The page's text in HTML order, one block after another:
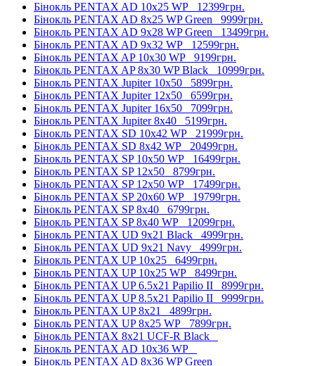
Бінокль PENTAX AD 10x25 WP 12399грн.
Бінокль PENTAX AD 8x25 WP Green 9999грн.
Бінокль PENTAX AD 9x28 WP Green 13499грн.
Бінокль PENTAX AD 9x32 WP 12599грн.
Бінокль PENTAX AP 10x30 WP 9199грн.
Бінокль PENTAX AP 8x30 WP Black 10999грн.
Бінокль PENTAX Jupiter 10x50 5899грн.
Бінокль PENTAX Jupiter 12x50 6599грн.
Бінокль PENTAX Jupiter 16x50 7099грн.
Бінокль PENTAX Jupiter 8x40 5199грн.
Бінокль PENTAX SD 10x42 WP 21999грн.
Бінокль PENTAX SD 8x42 WP 20499грн.
Бінокль PENTAX SP 10x50 WP 16499грн.
Бінокль PENTAX SP 12x50 8799грн.
Бінокль PENTAX SP 12x50 WP 17499грн.
Бінокль PENTAX SP 20x60 WP 19799грн.
Бінокль PENTAX SP 8x40 6799грн.
Бінокль PENTAX SP 8x40 WP 12099грн.
Бінокль PENTAX UD 9x21 Black 4999грн.
Бінокль PENTAX UD 9x21 Navy 4999грн.
Бінокль PENTAX UP 10x25 6499грн.
Бінокль PENTAX UP 10x25 WP 8499грн.
Бінокль PENTAX UP 6.5x21 Papilio II 8999грн.
Бінокль PENTAX UP 8.5x21 Papilio II 9999грн.
Бінокль PENTAX UP 8x21 4899грн.
Бінокль PENTAX UP 8x25 WP 7899грн.
Бінокль PENTAX 8x21 UCF-R Black
Бінокль PENTAX AD 10x36 WP
Бінокль PENTAX AD 8x36 WP Green